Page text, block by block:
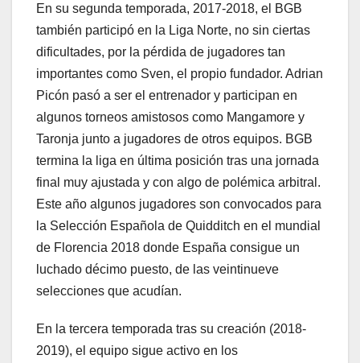
En su segunda temporada, 2017-2018, el BGB
también participó en la Liga Norte, no sin ciertas
dificultades, por la pérdida de jugadores tan
importantes como Sven, el propio fundador. Adrian
Picón pasó a ser el entrenador y participan en
algunos torneos amistosos como Mangamore y
Taronja junto a jugadores de otros equipos. BGB
termina la liga en última posición tras una jornada
final muy ajustada y con algo de polémica arbitral.
Este año algunos jugadores son convocados para
la Selección Española de Quidditch en el mundial
de Florencia 2018 donde España consigue un
luchado décimo puesto, de las veintinueve
selecciones que acudían.
En la tercera temporada tras su creación (2018-
2019), el equipo sigue activo en los